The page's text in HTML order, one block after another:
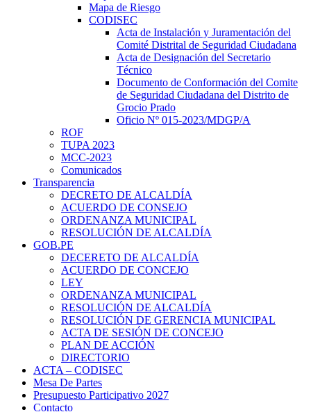
Mapa de Riesgo
CODISEC
Acta de Instalación y Juramentación del
Comité Distrital de Seguridad Ciudadana
Acta de Designación del Secretario
Técnico
Documento de Conformación del Comite
de Seguridad Ciudadana del Distrito de
Grocio Prado
Oficio Nº 015-2023/MDGP/A
ROF
TUPA 2023
MCC-2023
Comunicados
Transparencia
DECRETO DE ALCALDÍA
ACUERDO DE CONSEJO
ORDENANZA MUNICIPAL
RESOLUCIÓN DE ALCALDÍA
GOB.PE
DECERETO DE ALCALDÍA
ACUERDO DE CONCEJO
LEY
ORDENANZA MUNICIPAL
RESOLUCIÓN DE ALCALDÍA
RESOLUCIÓN DE GERENCIA MUNICIPAL
ACTA DE SESIÓN DE CONCEJO
PLAN DE ACCIÓN
DIRECTORIO
ACTA – CODISEC
Mesa De Partes
Presupuesto Participativo 2027
Contacto